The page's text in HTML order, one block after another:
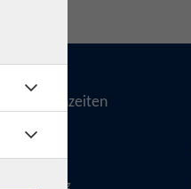
Telefonzeiten